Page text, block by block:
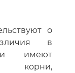
о
в
имеют
корни,